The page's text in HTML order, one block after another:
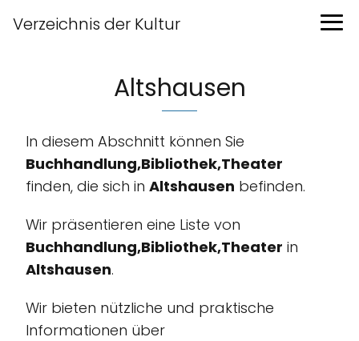
Verzeichnis der Kultur
Altshausen
In diesem Abschnitt können Sie
Buchhandlung,Bibliothek,Theater
finden, die sich in Altshausen befinden.
Wir präsentieren eine Liste von
Buchhandlung,Bibliothek,Theater in
Altshausen.
Wir bieten nützliche und praktische
Informationen über